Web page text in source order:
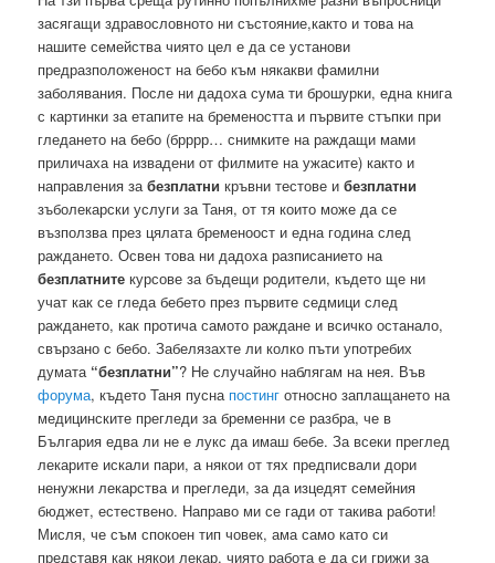
засягащи здравословното ни състояние,както и това на
нашите семейства чиято цел е да се установи
предразположеност на бебо към някакви фамилни
заболявания. После ни дадоха сума ти брошурки, една книга
с картинки за етапите на бремеността и първите стъпки при
гледането на бебо (брррр… снимките на раждащи мами
приличаха на извадени от филмите на ужасите) както и
направления забезплатни кръвни тестове ибезплатни
зъболекарски услуги за Таня, от тя които може да се
възползва през цялата бременоост и една година след
раждането. Освен това ни дадоха разписанието на
безплатните курсове за бъдещи родители, където ще ни
учат как се гледа бебето през първите седмици след
раждането, как протича самото раждане и всичко останало,
свързано с бебо. Забелязахте ли колко пъти употребих
думата “безплатни”? Не случайно наблягам на нея. Във
форума, където Таня пусна постинг относно заплащането на
медицинските прегледи за бременни се разбра, че в
България едва ли не е лукс да имаш бебе. За всеки преглед
лекарите искали пари, а някои от тях предписвали дори
ненужни лекарства и прегледи, за да изцедят семейния
бюджет, естествено. Направо ми се гади от такива работи!
Мисля, че съм спокоен тип човек, ама само като си
представя как някои лекар, чиято работа е да си грижи за